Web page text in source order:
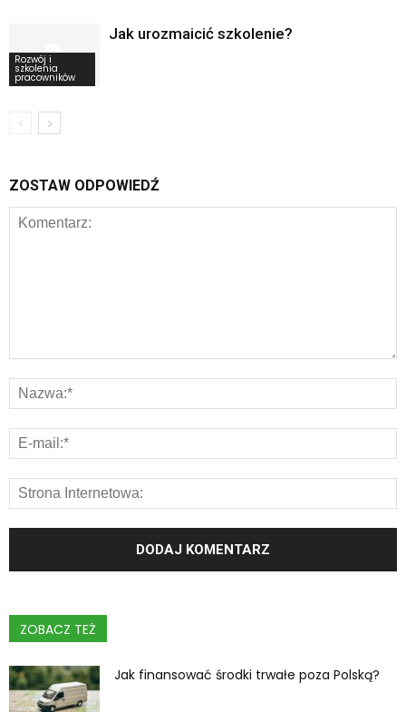
Rozwój i
szkolenia
pracowników
Jak urozmaicić szkolenie?
ZOSTAW ODPOWIEDŹ
ZOBACZ TEŻ
Jak finansować środki trwałe poza Polską?